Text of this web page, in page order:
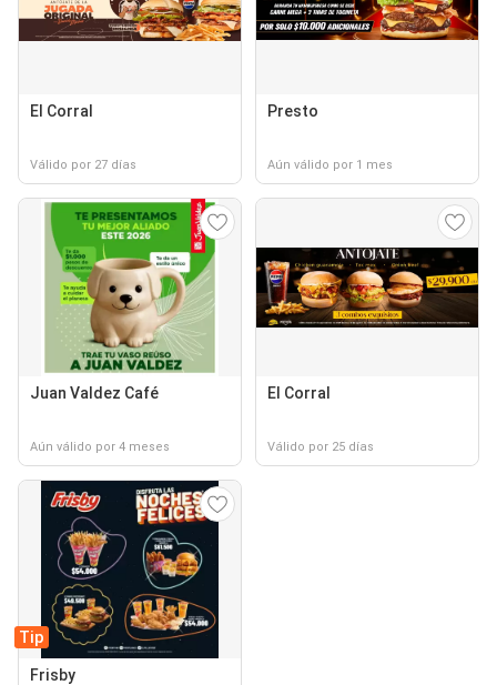
El Corral
Válido por 27 días
Presto
Aún válido por 1 mes
Juan Valdez Café
Aún válido por 4 meses
El Corral
Válido por 25 días
Tip
Frisby